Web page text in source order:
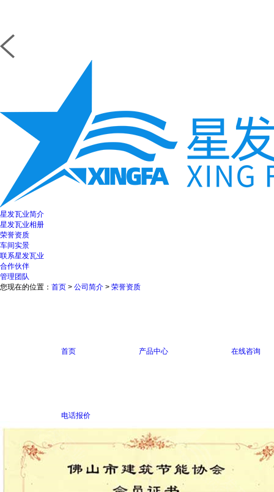
星发瓦业简介
星发瓦业相册
荣誉资质
车间实景
联系星发瓦业
合作伙伴
管理团队
您现在的位置： 首页 > 公司简介 > 荣誉资质
首页 产品中心 在线咨询
电话报价